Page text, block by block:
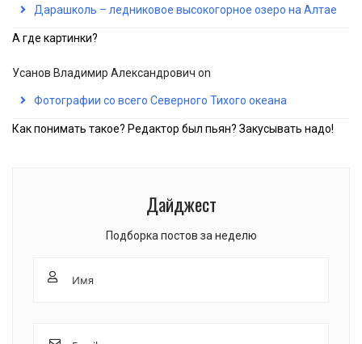
Дарашколь – ледниковое высокогорное озеро на Алтае
А где картинки?
Усанов Владимир Александрович on
Фотографии со всего Северного Тихого океана
Как понимать такое? Редактор был пьян? Закусывать надо!
Дайджест
Подборка постов за неделю